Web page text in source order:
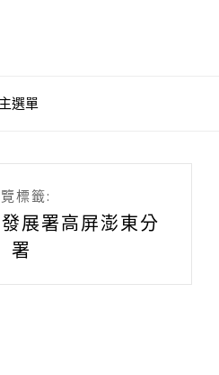
主選單
標籤:
展署高屏澎東分
署